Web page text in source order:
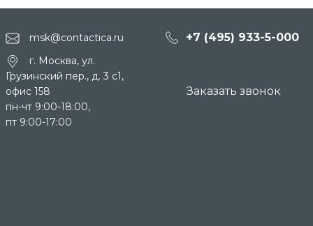
msk@contactica.ru +7 (495) 933-5-000
г. Москва, ул.
Грузинский пер., д. 3 c1,
офис 158
пн-чт 9:00-18:00,
пт 9:00-17:00
Заказать звонок